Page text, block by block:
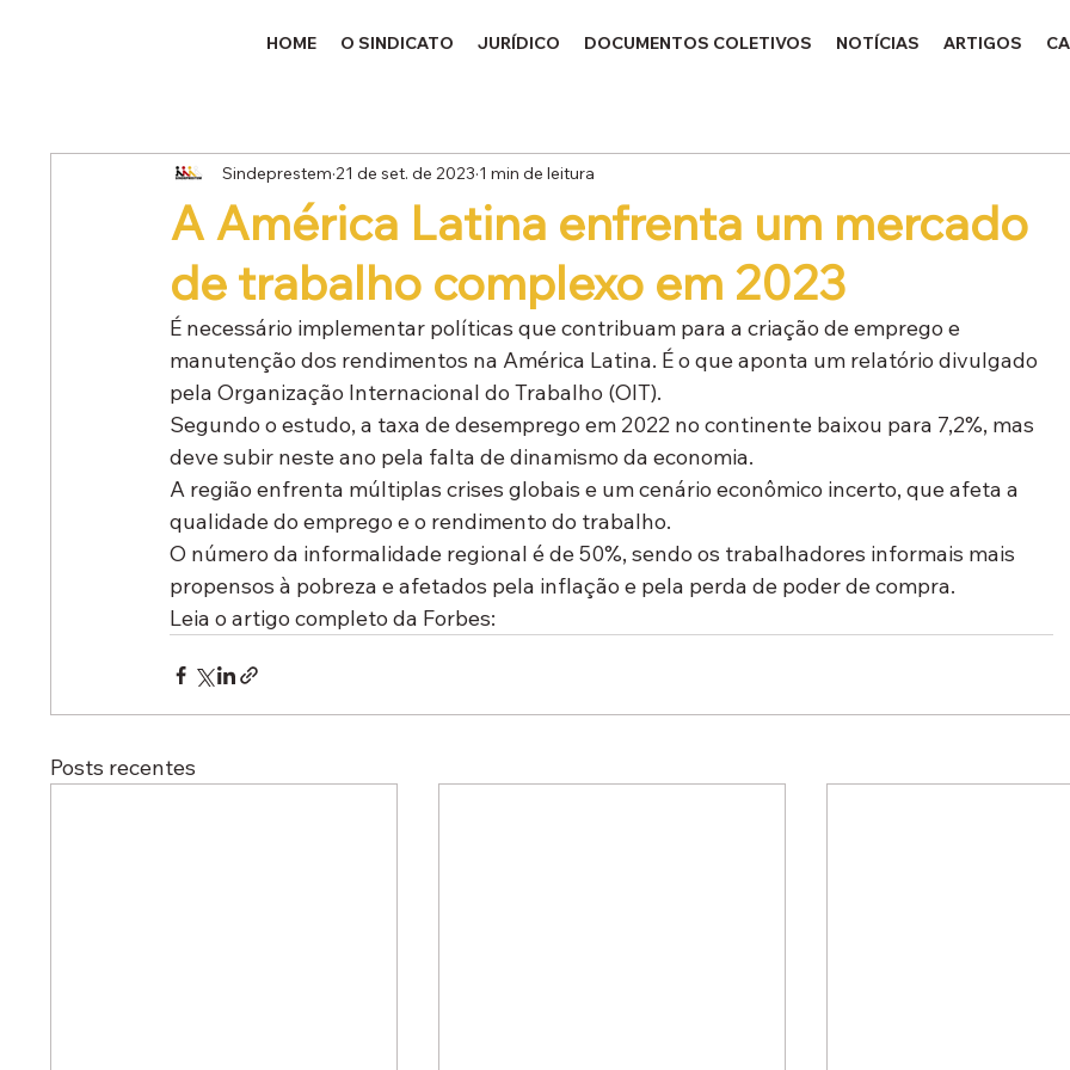
HOME O SINDICATO JURÍDICO DOCUMENTOS COLETIVOS NOTÍCIAS ARTIGOS
A América Latina enfrenta um mercado
de trabalho complexo em 2023
Sindeprestem 21 de set. de 2023 1 min de leitura
É necessário implementar políticas que contribuam para a criação de emprego e
manutenção dos rendimentos na América Latina. É o que aponta um relatório divulgado
pela Organização Internacional do Trabalho (OIT).
Segundo o estudo, a taxa de desemprego em 2022 no continente baixou para 7,2%, mas
deve subir neste ano pela falta de dinamismo da economia.
A região enfrenta múltiplas crises globais e um cenário econômico incerto, que afeta a
qualidade do emprego e o rendimento do trabalho.
O número da informalidade regional é de 50%, sendo os trabalhadores informais mais
propensos à pobreza e afetados pela inflação e pela perda de poder de compra.
Leia o artigo completo da Forbes:
Posts recentes